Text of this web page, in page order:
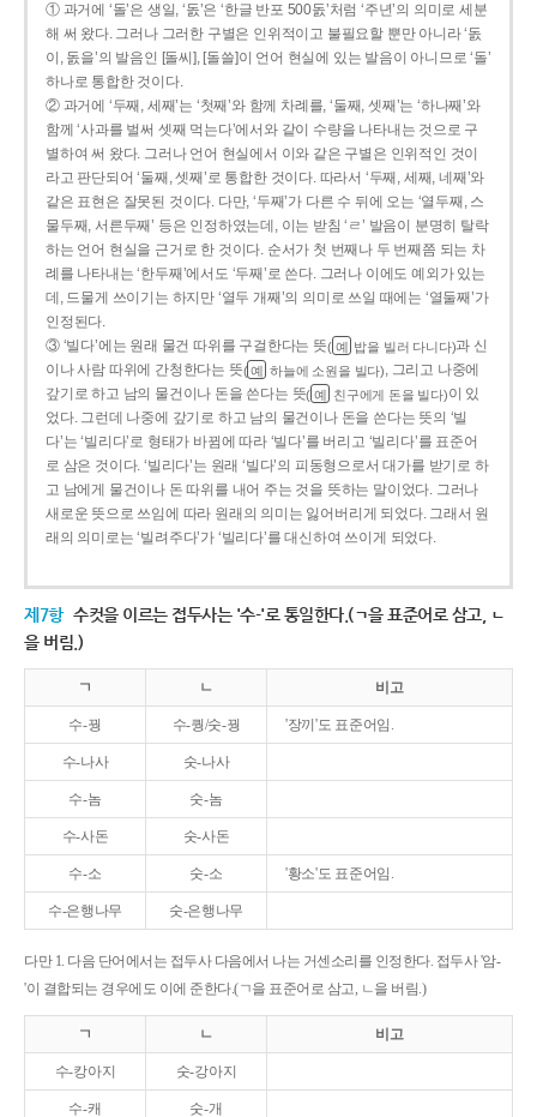
① 과거에 ‘돌’은 생일, ‘돐’은 ‘한글 반포 500돐’처럼 ‘주년’의 의미로 세분
해 써 왔다. 그러나 그러한 구별은 인위적이고 불필요할 뿐만 아니라 ‘돐
이, 돐을’의 발음인 [돌씨], [돌쓸]이 언어 현실에 있는 발음이 아니므로 ‘돌’
하나로 통합한 것이다.
② 과거에 ‘두째, 세째’는 ‘첫째’와 함께 차례를, ‘둘째, 셋째’는 ‘하나째’와
함께 ‘사과를 벌써 셋째 먹는다’에서와 같이 수량을 나타내는 것으로 구
별하여 써 왔다. 그러나 언어 현실에서 이와 같은 구별은 인위적인 것이
라고 판단되어 ‘둘째, 셋째’로 통합한 것이다. 따라서 ‘두째, 세째, 네째’와
같은 표현은 잘못된 것이다. 다만, ‘두째’가 다른 수 뒤에 오는 ‘열두째, 스
물두째, 서른두째’ 등은 인정하였는데, 이는 받침 ‘ㄹ’ 발음이 분명히 탈락
하는 언어 현실을 근거로 한 것이다. 순서가 첫 번째나 두 번째쯤 되는 차
례를 나타내는 ‘한두째’에서도 ‘두째’로 쓴다. 그러나 이에도 예외가 있는
데, 드물게 쓰이기는 하지만 ‘열두 개째’의 의미로 쓰일 때에는 ‘열둘째’가
인정된다.
③ ‘빌다’에는 원래 물건 따위를 구걸한다는 뜻( 예 밥을 빌러 다니다)과 신
이나 사람 따위에 간청한다는 뜻( 예 하늘에 소원을 빌다), 그리고 나중에
갚기로 하고 남의 물건이나 돈을 쓴다는 뜻( 예 친구에게 돈을 빌다)이 있
었다. 그런데 나중에 갚기로 하고 남의 물건이나 돈을 쓴다는 뜻의 ‘빌
다’는 ‘빌리다’로 형태가 바뀜에 따라 ‘빌다’를 버리고 ‘빌리다’를 표준어
로 삼은 것이다. ‘빌리다’는 원래 ‘빌다’의 피동형으로서 대가를 받기로 하
고 남에게 물건이나 돈 따위를 내어 주는 것을 뜻하는 말이었다. 그러나
새로운 뜻으로 쓰임에 따라 원래의 의미는 잃어버리게 되었다. 그래서 원
래의 의미로는 ‘빌려주다’가 ‘빌리다’를 대신하여 쓰이게 되었다.
제7항 수컷을 이르는 접두사는 '수-'로 통일한다.(ㄱ을 표준어로 삼고, ㄴ
을 버림.)
ㄱ ㄴ 비고
수-꿩 수-퀑/숫-꿩 '장끼'도 표준어임.
수-나사 숫-나사
수-놈 숫-놈
수-사돈 숫-사돈
수-소 숫-소 '황소'도 표준어임.
수-은행나무 숫-은행나무
다만 1. 다음 단어에서는 접두사 다음에서 나는 거센소리를 인정한다. 접두사 '암-
'이 결합되는 경우에도 이에 준한다.(ㄱ을 표준어로 삼고, ㄴ을 버림.)
ㄱ ㄴ 비고
수-캉아지 숫-강아지
수-캐 숫-개